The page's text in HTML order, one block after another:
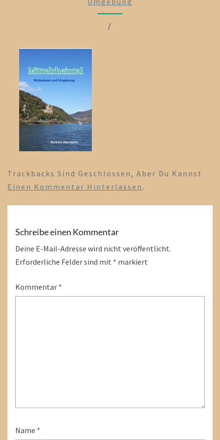
/
Trackbacks Sind Geschlossen, Aber Du Kannst
Einen Kommentar Hinterlassen .
Schreibe einen Kommentar
Deine E-Mail-Adresse wird nicht veröffentlicht.
Erforderliche Felder sind mit * markiert
Kommentar *
Name *